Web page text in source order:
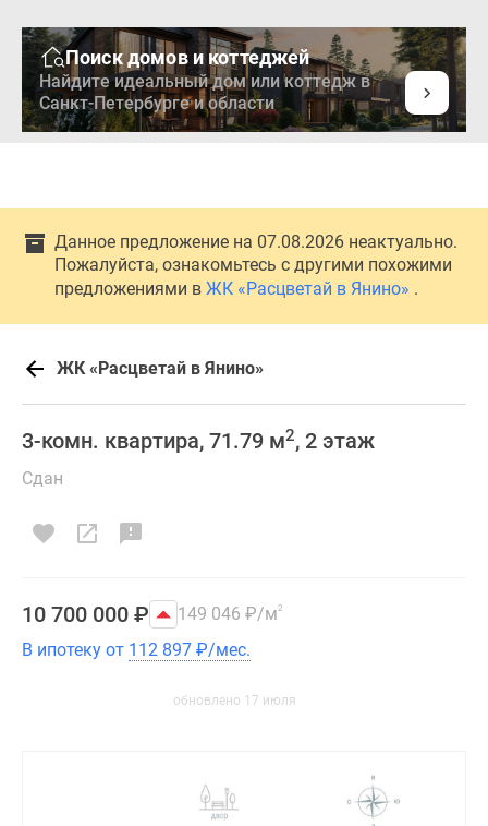
Поиск домов и коттеджей
Найдите идеальный дом или коттедж в
Санкт-Петербурге и области
Данное предложение на 07.08.2026 неактуально.
Пожалуйста, ознакомьтесь с другими похожими
предложениями в ЖК «Расцветай в Янино» .
ЖК «Расцветай в Янино»
3-комн. квартира, 71.79 м2, 2 этаж
Сдан
10 700 000 ₽ 149 046 ₽/м2
В ипотеку от 112 897 ₽/мес.
обновлено 17 июля